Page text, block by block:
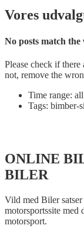
Vores
No posts match
Please check if
not, remove the
Time range: all
Tags: bimber-
ONLINE
BILER
Vild med Biler
motorsportssite med
motorsport.